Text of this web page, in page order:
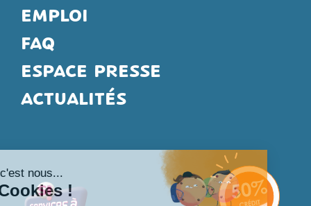
EMPLOI
FAQ
ESPACE PRESSE
ACTUALITÉS